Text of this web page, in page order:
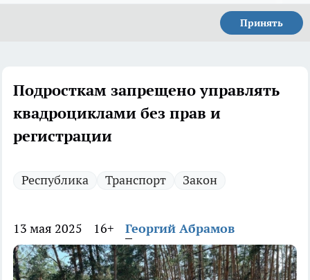
Принять
Подросткам запрещено управлять
квадроциклами без прав и
регистрации
Республика Транспорт Закон
13 мая 2025 16+ Георгий Абрамов